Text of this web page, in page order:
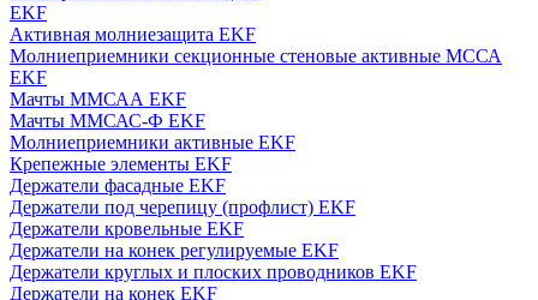
EKF
Активная молниезащита EKF
Молниеприемники секционные стеновые активные МССА
EKF
Мачты ММСАА EKF
Мачты ММСАС-Ф EKF
Молниеприемники активные EKF
Крепежные элементы EKF
Держатели фасадные EKF
Держатели под черепицу (профлист) EKF
Держатели кровельные EKF
Держатели на конек регулируемые EKF
Держатели круглых и плоских проводников EKF
Держатели на конек EKF